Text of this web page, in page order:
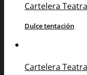
Cartelera
Dulce tentación
Cartelera